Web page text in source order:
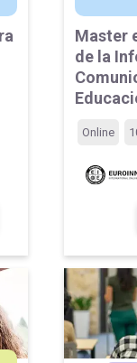
Master
de la
Online